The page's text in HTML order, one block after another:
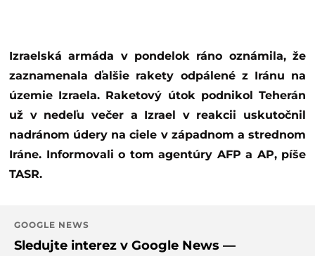
Izraelská armáda v pondelok ráno oznámila, že
zaznamenala ďalšie rakety odpálené z Iránu na
územie Izraela. Raketový útok podnikol Teherán
už v nedeľu večer a Izrael v reakcii uskutočnil
nadránom údery na ciele v západnom a strednom
Iráne. Informovali o tom agentúry AFP a AP, píše
TASR.
GOOGLE NEWS
Sledujte interez v Google News —